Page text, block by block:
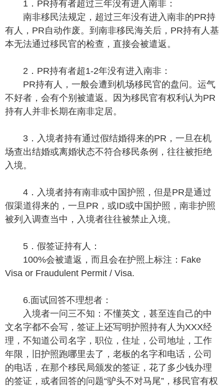
1．PR持有者超过三年没有进入南非：
南非移民法规定，超过三年没有进入南非的PR持
有人，PR自动作废。到南非移民海关后，PR持有人基
本无法通过移民官的检查，直接会被遣返。
2．PR持有者超1-2年没有进入南非：
PR持有人，一般会遭到机场移民官的盘问。运气
不好者，会有个别被遣返。因为移民官有权利认为PR
持有人并非长期在南非定居。
3．入境者持有通过假结婚得来的PR，一旦在机
场查出结婚或离婚状态不符合移民条例，往往被拒绝
入境。
4．入境者持有南非或中国护照，但是PR是通过
假渠道得来的，一旦PR，或ID或中国护照，南非护照
被列入调查当中，入境者往往被禁止入境。
5．假签证持有人：
100%会被遣返，而且会在护照上标注：Fake
Visa or Fraudulent Permit / Visa.
6.面试回答不理想者：
入境者一问三不知：不懂英文，甚至连自己的中
文名字都不会写，签证上还写明护照持有人为XXX经
理，不知道公司名字，职位，住址，公司地址，工作
年限，旧护照跑哪里去了，老板的名字和电话，公司
的电话，在那个移民局颁发的签证，花了多少钱办理
的签证，或者回答的问题“驴头不对马尾”，移民官有权